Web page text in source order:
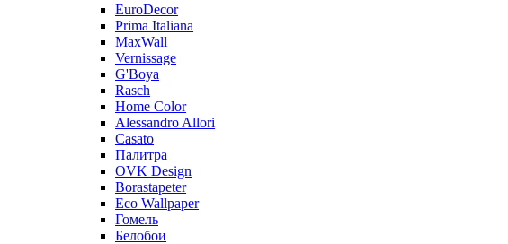
EuroDecor
Prima Italiana
MaxWall
Vernissage
G'Boya
Rasch
Home Color
Alessandro Allori
Casato
Палитра
OVK Design
Borastapeter
Eco Wallpaper
Гомель
Белобои